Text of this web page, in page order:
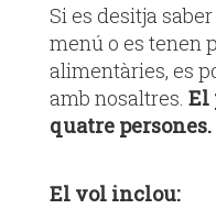
Si es desitja
menú o es tenen
alimentàries, es
amb nosaltres. El
quatre persones.
El vol inclou: